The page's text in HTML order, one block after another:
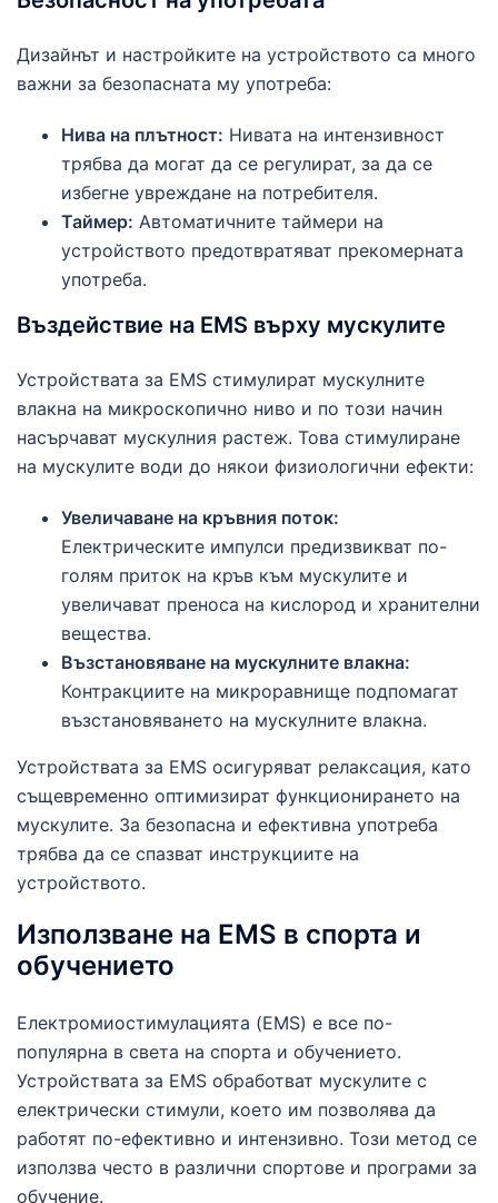
Дизайнът и настройките на устройството са много
важни за безопасната му употреба:
Нива на плътност: Нивата на интензивност
трябва да могат да се регулират, за да се
избегне увреждане на потребителя.
Таймер: Автоматичните таймери на
устройството предотвратяват прекомерната
употреба.
Въздействие на EMS върху мускулите
Устройствата за EMS стимулират мускулните
влакна на микроскопично ниво и по този начин
насърчават мускулния растеж. Това стимулиране
на мускулите води до някои физиологични ефекти:
Увеличаване на кръвния поток:
Електрическите импулси предизвикват по-
голям приток на кръв към мускулите и
увеличават преноса на кислород и хранителни
вещества.
Възстановяване на мускулните влакна:
Контракциите на микроравнище подпомагат
възстановяването на мускулните влакна.
Устройствата за EMS осигуряват релаксация, като
същевременно оптимизират функционирането на
мускулите. За безопасна и ефективна употреба
трябва да се спазват инструкциите на
устройството.
Използване на EMS в спорта и
обучението
Електромиостимулацията (EMS) е все по-
популярна в света на спорта и обучението.
Устройствата за EMS обработват мускулите с
електрически стимули, което им позволява да
работят по-ефективно и интензивно. Този метод се
използва често в различни спортове и програми за
обучение.